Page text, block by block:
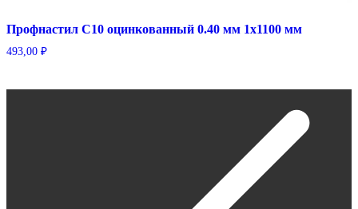
Профнастил С10 оцинкованный 0.40 мм 1х1100 мм
493,00 ₽